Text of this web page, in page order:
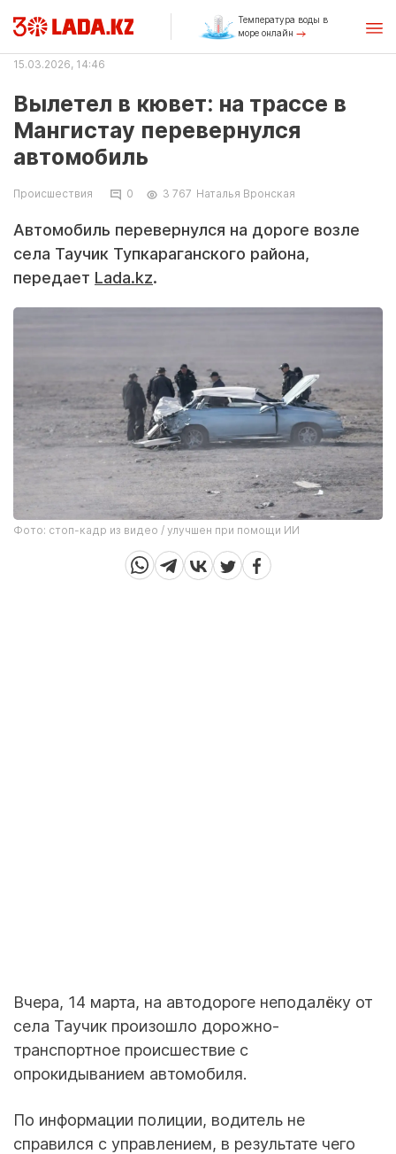
Температура воды в
море онлайн
15.03.2026, 14:46
Вылетел в кювет: на трассе в
Мангистау перевернулся
автомобиль
Происшествия 0 3 767 Наталья Вронская
Автомобиль перевернулся на дороге возле
села Таучик Тупкараганского района,
передает Lada.kz.
Фото: стоп-кадр из видео / улучшен при помощи ИИ
Вчера, 14 марта, на автодороге неподалёку от
села Таучик произошло дорожно-
транспортное происшествие с
опрокидыванием автомобиля.
По информации полиции, водитель не
справился с управлением, в результате чего